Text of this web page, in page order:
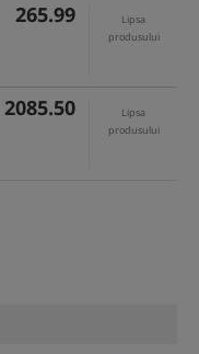
265.99
Lipsa
produsului
2085.50
Lipsa
produsului